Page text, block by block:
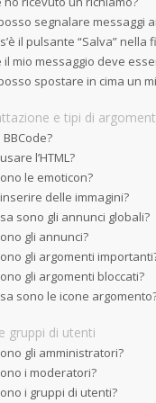
segnalare messaggi
il pulsante “Salva”
il mio messaggio deve
spostare in cima un
e tipi di
BBCode?
l’HTML?
le emoticon?
delle immagini?
sono gli annunci globali?
gli annunci?
gli argomenti
gli argomenti bloccati?
sono le icone
gruppi di utenti
gli amministratori?
i moderatori?
i gruppi di utenti?